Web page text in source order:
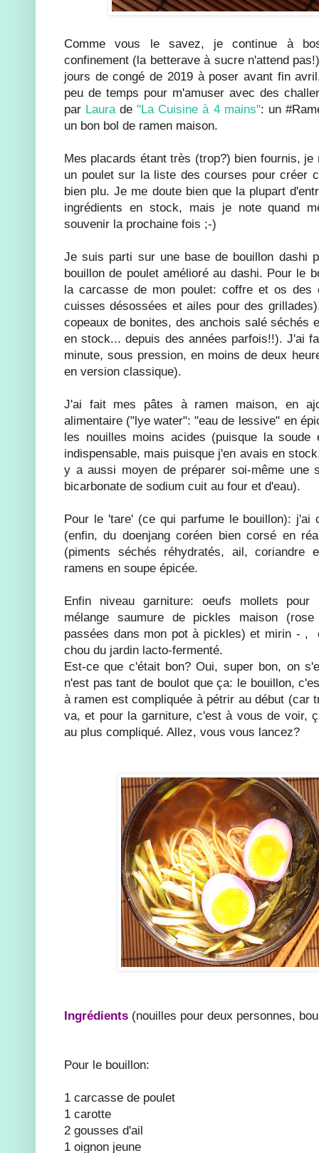
Comme vous le savez, je continue à
confinement (la betterave à sucre n'attend
jours de congé de 2019 à poser avant fin
peu de temps pour m'amuser avec des
par Laura de"La Cuisine à 4 mains": un
un bon bol de ramen maison.
Mes placards étant très (trop?) bien fournis, je
un poulet sur la liste des courses pour créer
bien plu. Je me doute bien que la plupart
ingrédients en stock, mais je note quand
souvenir la prochaine fois ;-)
Je suis parti sur une base de bouillon dashi
bouillon de poulet amélioré au dashi. Pour le
la carcasse de mon poulet: coffre et os des
cuisses désossées et ailes pour des
copeaux de bonites, des anchois salé séchés
en stock... depuis des années parfois!!). J'ai
minute, sous pression, en moins de deux
en version classique).
J'ai fait mes pâtes à ramen maison, en
alimentaire ("lye water": "eau de lessive" en
les nouilles moins acides (puisque la
indispensable, mais puisque j'en avais en
y a aussi moyen de préparer soi-même une
bicarbonate de sodium cuit au four et d'eau).
Pour le 'tare' (ce qui parfume le bouillon): j'ai
(enfin, du doenjang coréen bien corsé en
(piments séchés réhydratés, ail, coriandre
ramens en soupe épicée.
Enfin niveau garniture: oeufs mollets pour
mélange saumure de pickles maison
passées dans mon pot à pickles) et mirin - ,
chou du jardin lacto-fermenté.
Est-ce que c'était bon? Oui, super bon, on
n'est pas tant de boulot que ça: le bouillon,
à ramen est compliquée à pétrir au début (car
va, et pour la garniture, c'est à vous de voir,
au plus compliqué. Allez, vous vous lancez?
Ingrédients (nouilles pour deux personnes,
Pour le bouillon:
1 carcasse de poulet
1 carotte
2 gousses d'ail
1 oignon jeune